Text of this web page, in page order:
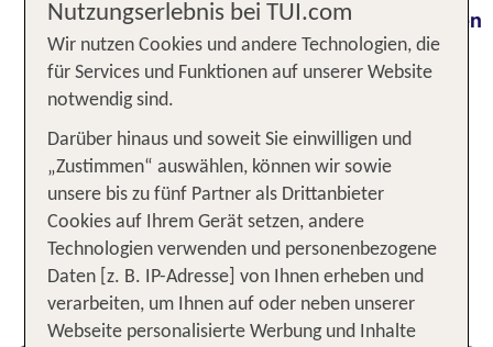
Gestalte deineTraumrundreiseganz nach deinen
Wünschen! Ob Thailand, USA, Südafrika oder
einen Citytrip in Europa: Bei TUI tours kannst du
Flüge, Hotels, Mietwagen und Ausflüge vor
Ortflexibel selbst zusammenstellen– alles aus
einer Hand, bequem online buchbar. Ob Natur,
Kultur oder Abenteuer – du bestimmst Tempo,
Route und Erlebnis. Entdecke die Welt auf deine
Art – mit der Sicherheit und Erfahrung von TUI an
deiner Seite.
Gestalte hier deine individuelle Rundreise
Nutzungserlebnis bei TUI.com
Wir nutzen Cookies und andere Technologien, die
für Services und Funktionen auf unserer Website
notwendig sind.
Darüber hinaus und soweit Sie einwilligen und
„Zustimmen“ auswählen, können wir sowie
unsere bis zu fünf Partner als Drittanbieter
Cookies auf Ihrem Gerät setzen, andere
Technologien verwenden und personenbezogene
Daten [z. B. IP-Adresse] von Ihnen erheben und
verarbeiten, um Ihnen auf oder neben unserer
Webseite personalisierte Werbung und Inhalte